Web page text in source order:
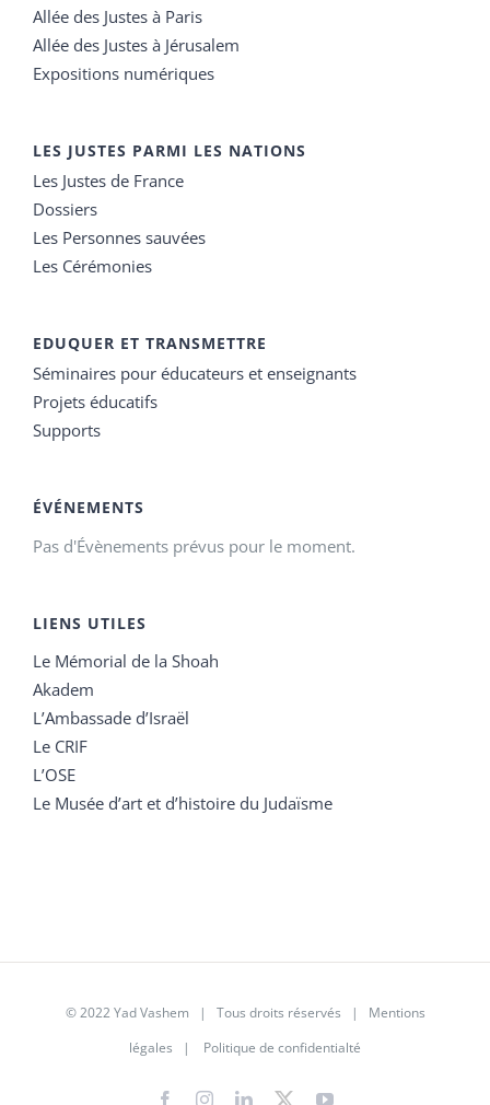
Allée des Justes à Paris
Allée des Justes à Jérusalem
Expositions numériques
LES JUSTES PARMI LES NATIONS
Les Justes de France
Dossiers
Les Personnes sauvées
Les Cérémonies
EDUQUER ET TRANSMETTRE
Séminaires pour éducateurs et enseignants
Projets éducatifs
Supports
ÉVÉNEMENTS
Pas d'Évènements prévus pour le moment.
LIENS UTILES
Le Mémorial de la Shoah
Akadem
L’Ambassade d’Israël
Le CRIF
L’OSE
Le Musée d’art et d’histoire du Judaïsme
© 2022 Yad Vashem | Tous droits réservés | Mentions
légales | Politique de confidentialté
FacebookInstagramLinkedIn
X YouTube